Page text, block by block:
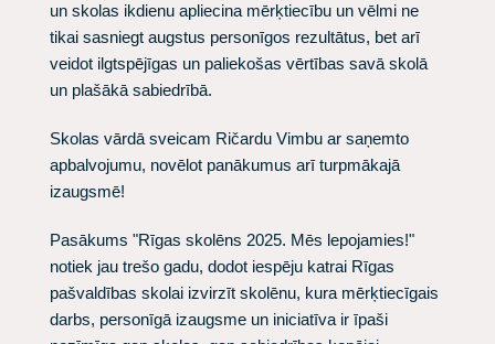
un skolas ikdienu apliecina mērķtiecību un vēlmi ne
tikai sasniegt augstus personīgos rezultātus, bet arī
veidot ilgtspējīgas un paliekošas vērtības savā skolā
un plašākā sabiedrībā.
Skolas vārdā sveicam Ričardu Vimbu ar saņemto
apbalvojumu, novēlot panākumus arī turpmākajā
izaugsmē!
​Pasākums "Rīgas skolēns 2025. Mēs lepojamies!"
notiek jau trešo gadu, dodot iespēju katrai Rīgas
pašvaldības skolai izvirzīt skolēnu, kura mērķtiecīgais
darbs, personīgā izaugsme un iniciatīva ir īpaši